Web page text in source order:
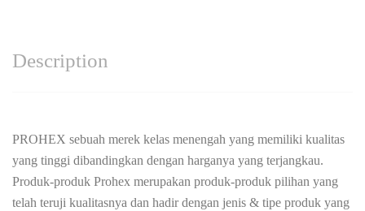
Description
PROHEX sebuah merek kelas menengah yang memiliki kualitas
yang tinggi dibandingkan dengan harganya yang terjangkau.
Produk-produk Prohex merupakan produk-produk pilihan yang
telah teruji kualitasnya dan hadir dengan jenis & tipe produk yang